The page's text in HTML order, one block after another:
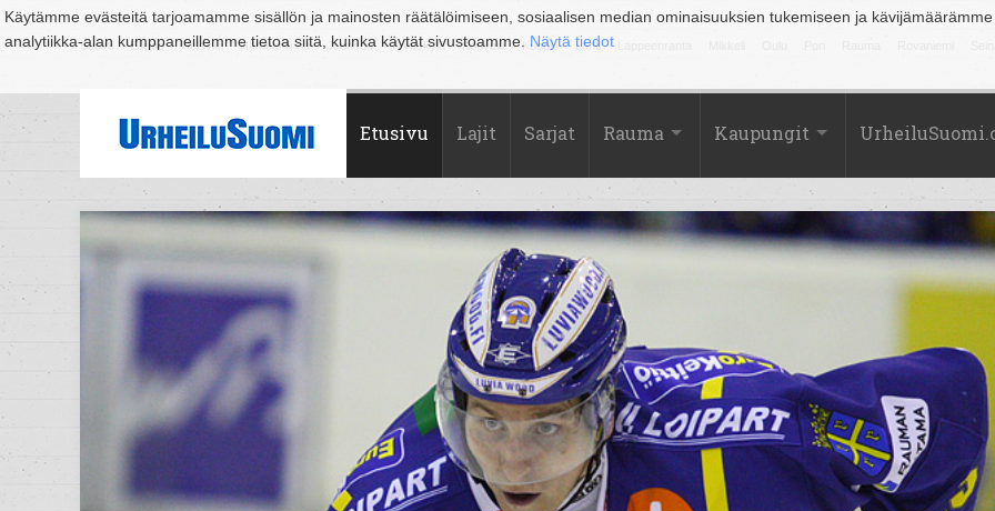
Käytämme evästeitä tarjoamamme sisällön ja mainosten räätälöimiseen, sosiaalisen median ominaisuuksien tukemiseen ja
analytiikka-alan kumppaneillemme tietoa siitä, kuinka käytät sivustoamme. Näytä tiedot
Suomi Espoo Helsinki Hämeenlinna Joensuu Jyväskylä Kouvola Kuopio Lahti
Etusivu Lajit Sarjat Rauma Kaupungit